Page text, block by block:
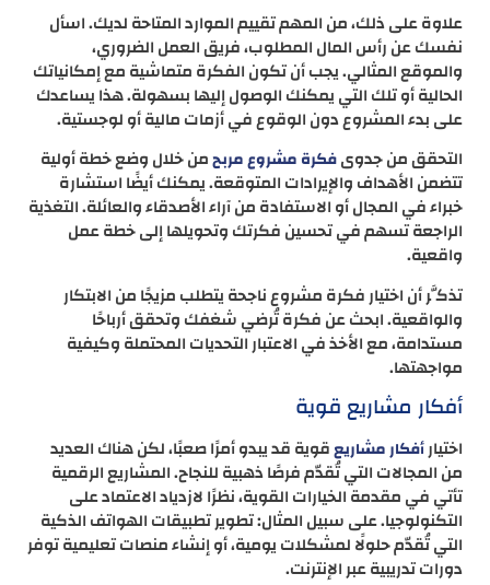
علاوة على ذلك، من المهم تقييم الموارد المتاحة لديك. اسأل
نفسك عن رأس المال المطلوب، فريق العمل الضروري،
والموقع المثالي. يجب أن تكون الفكرة متماشية مع إمكانياتك
الحالية أو تلك التي يمكنك الوصول إليها بسهولة. هذا يساعدك
على بدء المشروع دون الوقوع في أزمات مالية أو لوجستية.
التحقق من جدوىفكرة مشروع مربحمن خلال وضع خطة أولية
تتضمن الأهداف والإيرادات المتوقعة. يمكنك أيضًا استشارة
خبراء في المجال أو الاستفادة من آراء الأصدقاء والعائلة. التغذية
الراجعة تسهم في تحسين فكرتك وتحويلها إلى خطة عمل
واقعية.
تذكَّر أن اختيار فكرة مشروع ناجحة يتطلب مزيجًا من الابتكار
والواقعية. ابحث عن فكرة تُرضي شغفك وتحقق أرباحًا
مستدامة، مع الأخذ في الاعتبار التحديات المحتملة وكيفية
مواجهتها.
أفكار مشاريع قوية
اختيارأفكار مشاريعقوية قد يبدو أمرًا صعبًا، لكن هناك العديد
من المجالات التي تُقدّم فرصًا ذهبية للنجاح. المشاريع الرقمية
تأتي في مقدمة الخيارات القوية، نظرًا لازدياد الاعتماد على
التكنولوجيا. على سبيل المثال: تطوير تطبيقات الهواتف الذكية
التي تُقدّم حلولًا لمشكلات يومية، أو إنشاء منصات تعليمية توفر
دورات تدريبية عبر الإنترنت.